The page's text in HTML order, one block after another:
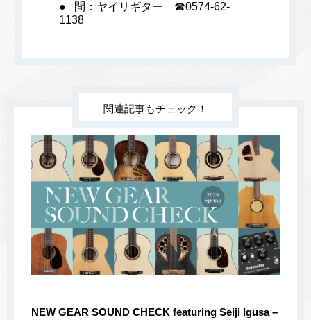
問：ヤイリギター ☎0574-62-
1138
関連記事もチェック！
NEW GEAR SOUND CHECK featuring Seiji Igusa –